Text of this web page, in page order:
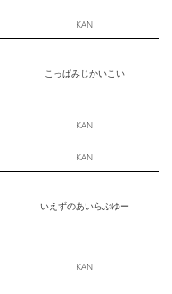
KAN
こっぱみじかいこい
KAN
KAN
いえずのあいらぶゆー
KAN